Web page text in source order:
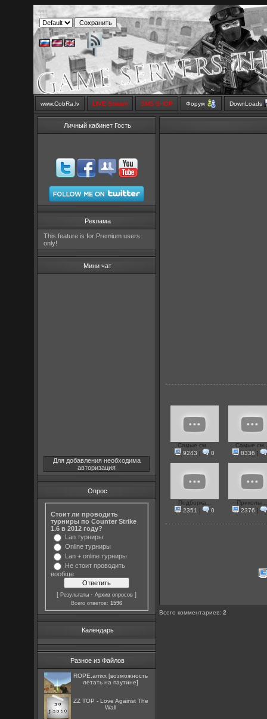
www.CobRa.lv LIVE Stream SMS SHOP Форум DownLoads
Личный кабинет Гость
Реклама
This feature is for Premium users
only!
Мини чат
Для добавления необходима
авторизация
Опрос
Стоит ли проводить
турниры по Counter Strike
1.6 в 2012 году?
Lan турниры
Online турниры
Lan + online турниры
Не стоит проводить
вообще
[Результаты ·Архив опросов ]
Всего ответов:1596
Календарь
Разное из Файлов
ROPE.amxx [возможность
летать на паутине]
ZZ TOP - Love Against The
Wall
Самые см...
9243 | 0
Самые
8336 |
Подборка...
2351 | 0
Приколы
2376 |
Всего комментариев:2